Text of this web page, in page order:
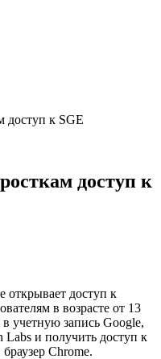
доступ к SGE
доступ к
открывает доступ к
в возрасте от 13
учетную запись Google,
Labs и получить доступ к
Chrome.